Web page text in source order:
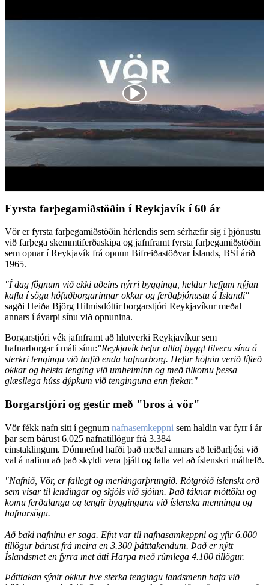
Fyrsta farþegamiðstöðin í Reykjavík í 60 ár
Vör er fyrsta farþegamiðstöðin hérlendis sem sérhæfir sig í þjónustu
við farþega skemmtiferðaskipa og jafnframt fyrsta farþegamiðstöðin
sem opnar í Reykjavík frá opnun Bifreiðastöðvar Íslands, BSÍ árið
1965.
"Í dag fögnum við ekki aðeins nýrri byggingu, heldur hefjum nýjan
kafla í sögu höfuðborgarinnar okkar og ferðaþjónustu á Íslandi"
sagði Heiða Björg Hilmisdóttir borgarstjóri Reykjavíkur meðal
annars í ávarpi sínu við opnunina.
Borgarstjóri vék jafnframt að hlutverki Reykjavíkur sem
hafnarborgar í máli sínu:"Reykjavík hefur alltaf byggt tilveru sína á
sterkri tengingu við hafið enda hafnarborg. Hefur höfnin verið lífæð
okkar og helsta tenging við umheiminn og með tilkomu þessa
glæsilega húss dýpkum við tenginguna enn frekar."
Borgarstjóri og gestir með "bros á vör"
Vör fékk nafn sitt í gegnum nafnasemkeppni sem haldin var fyrr í ár
þar sem bárust 6.025 nafnatillögur frá 3.384
einstaklingum. Dómnefnd hafði það meðal annars að leiðarljósi við
val á nafinu að það skyldi vera þjált og falla vel að íslenskri málhefð.
"Nafnið, Vör, er fallegt og merkingarþrungið. Rótgróið íslenskt orð
sem vísar til lendingar og skjóls við sjóinn. Það táknar móttöku og
komu ferðalanga og tengir bygginguna við íslenska menningu og
hafnarsögu.
Að baki nafninu er saga. Efnt var til nafnasamkeppni og yfir 6.000
tillögur bárust frá meira en 3.300 þátttakendum. Það er nýtt
Íslandsmet en fyrra met átti Harpa með rúmlega 4.100 tillögur.
Þátttakan sýnir okkur hve sterka tengingu landsmenn hafa við